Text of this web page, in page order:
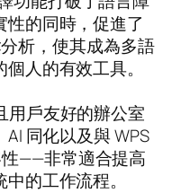
的同時，促進了
析，使其成為多語
人的有效工具。
用戶友好的辦公室
同化以及與 WPS
性——非常適合提高
的工作流程。